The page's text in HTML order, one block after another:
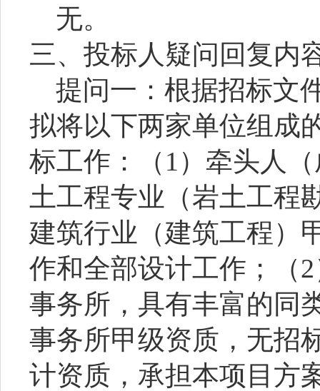
无。
三、投标人疑问回复内
提问一：根据招标文
拟将以下两家单位组成
标工作：（ 1）牵头人
土工程专业（岩土工程
建筑行业（建筑工程）
作和全部设计工作；（
事务所，具有丰富的同
事务所甲级资质，无招
计资质，承担本项目方